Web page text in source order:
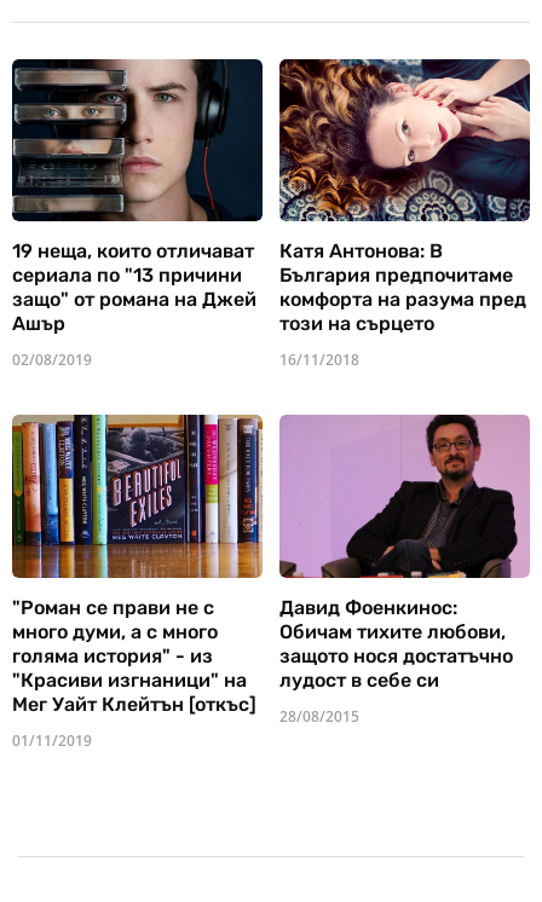
19 неща, които отличават
сериала по "13 причини
защо" от романа на Джей
Ашър
02/08/2019
Катя Антонова: В
България предпочитаме
комфорта на разума пред
този на сърцето
16/11/2018
"Роман се прави не с
много думи, а с много
голяма история" - из
"Красиви изгнаници" на
Мег Уайт Клейтън [откъс]
01/11/2019
Давид Фоенкинос:
Обичам тихите любови,
защото нося достатъчно
лудост в себе си
28/08/2015